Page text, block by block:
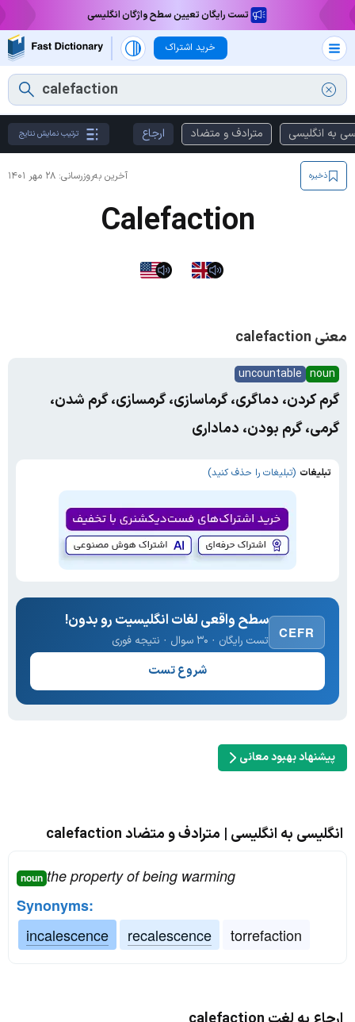
تست رایگان تعیین سطح واژگان انگلیسی
خرید اشتراک
به انگلیسی مترادف و متضاد ارجاع ترتیب نمایش نتایج
آخرین به‌روزرسانی: ۲۸ مهر ۱۴۰۱ ذخیره
Calefaction
معنی calefaction
noun
uncountable
گرم کردن، دماگری، گرماسازی، گرمسازی، گرم شدن،
گرمی، گرم بودن، دماداری
تبلیغات (تبلیغات را حذف کنید)
CEFR
سطح واقعی لغات انگلیسیت رو بدون!
تست رایگان · ۳۰ سوال · نتیجه فوری
شروع تست
پیشنهاد بهبود معانی
انگلیسی به انگلیسی | مترادف و متضاد calefaction
noun the property of being warming
Synonyms:
incalescence
recalescence torrefaction